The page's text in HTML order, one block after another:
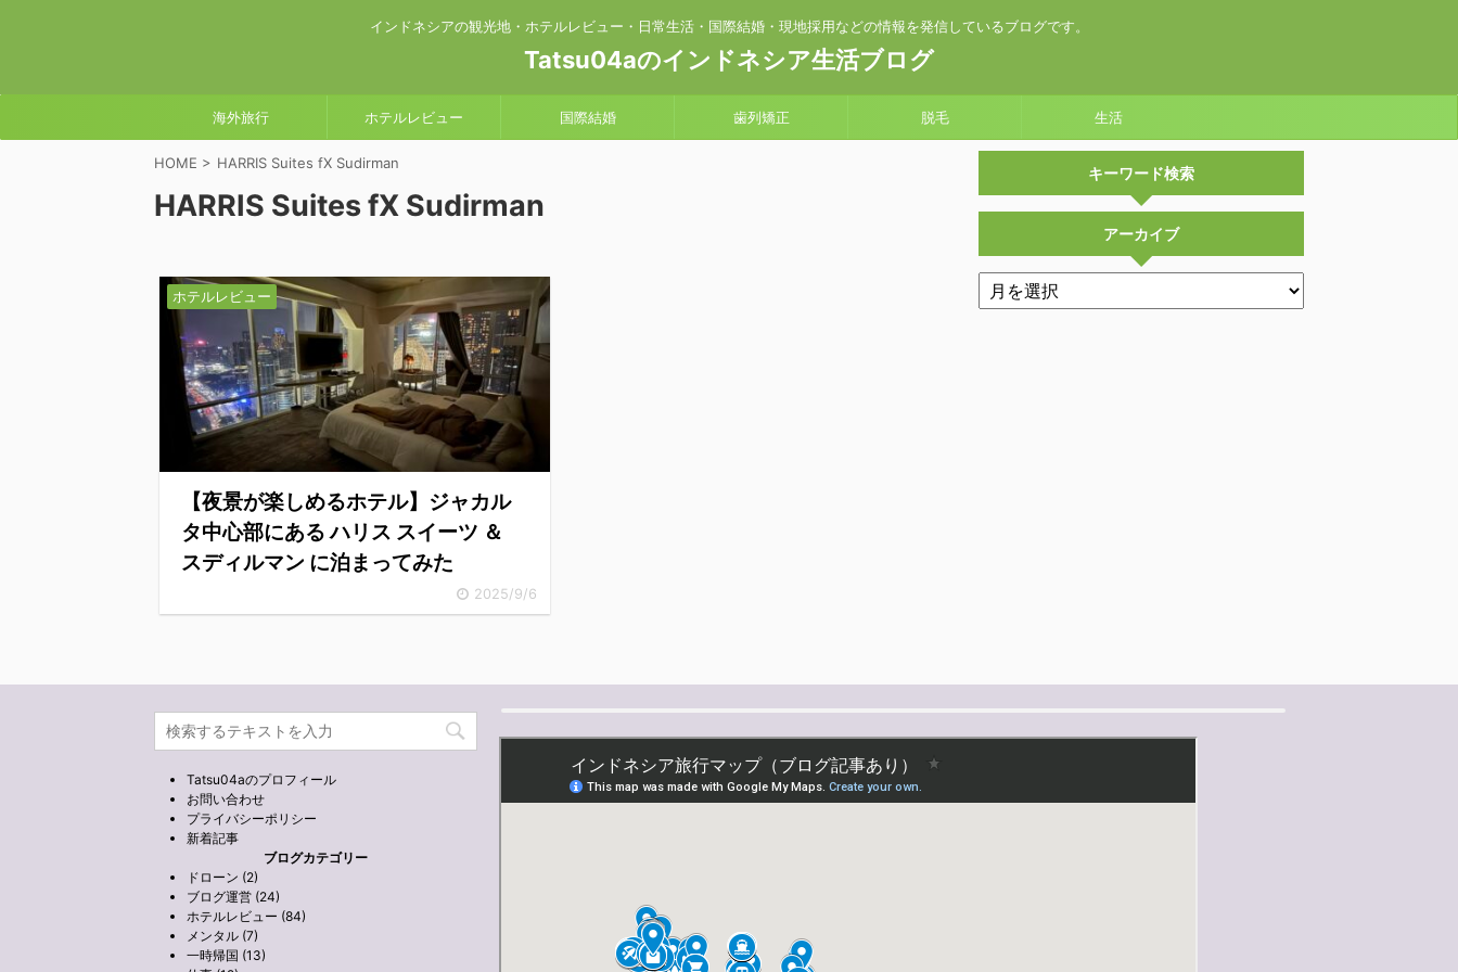
インドネシアの観光地・ホテルレビュー・日常生活・国際結婚・現地採用などの情報を発信しているブログです。
Tatsu04aのインドネシア生活ブログ
海外旅行 ホテルレビュー 国際結婚 歯列矯正 脱毛 生活
HOME > HARRIS Suites fX Sudirman
HARRIS Suites fX Sudirman
ホテルレビュー
【夜景が楽しめるホテル】ジャカル
タ中心部にある ハリス スイーツ ＆
スディルマン に泊まってみた
2025/9/6
キーワード検索
アーカイブ
Tatsu04aのプロフィール
お問い合わせ
プライバシーポリシー
新着記事
ブログカテゴリー
ドローン (2)
ブログ運営 (24)
ホテルレビュー (84)
メンタル (7)
一時帰国 (13)